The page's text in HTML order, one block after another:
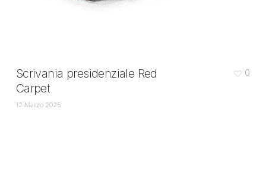
Scrivania presidenziale Red
Carpet
12 Marzo 2025
0